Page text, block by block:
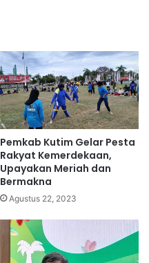
Pemkab Kutim Gelar Pesta
Rakyat Kemerdekaan,
Upayakan Meriah dan
Bermakna
Agustus 22, 2023